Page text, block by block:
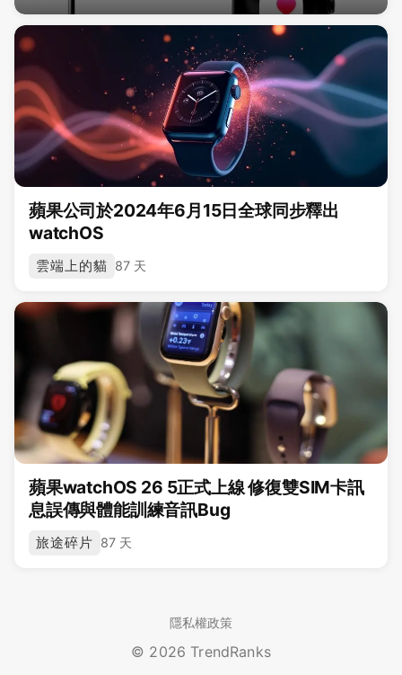
蘋果公司於2024年6月15日全球同步釋出
watchOS
雲端上的貓 87 天
蘋果watchOS 26 5正式上線 修復雙SIM卡訊
息誤傳與體能訓練音訊Bug
旅途碎片 87 天
隱私權政策
© 2026 TrendRanks